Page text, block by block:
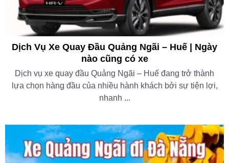
Dịch Vụ Xe Quay Đầu Quảng Ngãi – Huế | Ngày
nào cũng có xe
Dịch vụ xe quay đầu Quảng Ngãi – Huế đang trở thành
lựa chọn hàng đầu của nhiều hành khách bởi sự tiện lợi,
nhanh ...